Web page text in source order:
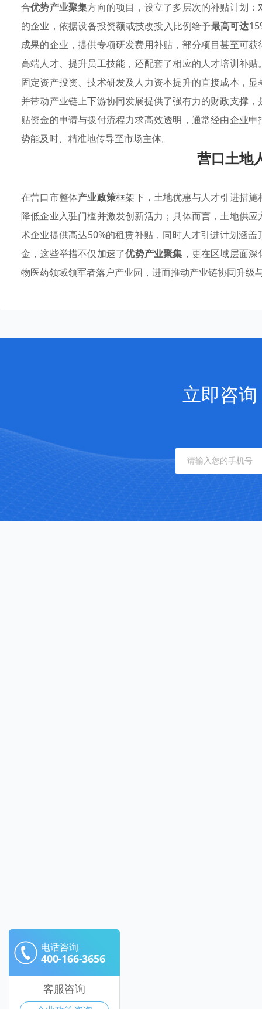
合优势产业聚集方向的项目，设立了多层次的补贴计划
的企业，依据设备投资额或技改投入比例给予最高可达
成果的企业，提供专项研发费用补贴，部分项目甚至可获
高端人才、提升员工技能，还配套了相应的人才培训补
固定资产投资、技术研发及人力资本提升的直接成本，
并带动产业链上下游协同发展提供了强有力的财政支撑，
贴资金的申请与拨付流程力求高效透明，通常经由企业
势能及时、精准地传导至市场主体。
营口土地
在营口市整体产业政策框架下，土地优惠与人才引进措
降低企业入驻门槛并激发创新活力；具体而言，土地供
术企业提供高达50%的租赁补贴，同时人才引进计划涵
金，这些举措不仅加速了优势产业聚集 ，更在区域层面深
物医药领域领军者落户产业园，进而推动产业链协同升级
电话咨询
400-166-3656
客服咨询
立即咨